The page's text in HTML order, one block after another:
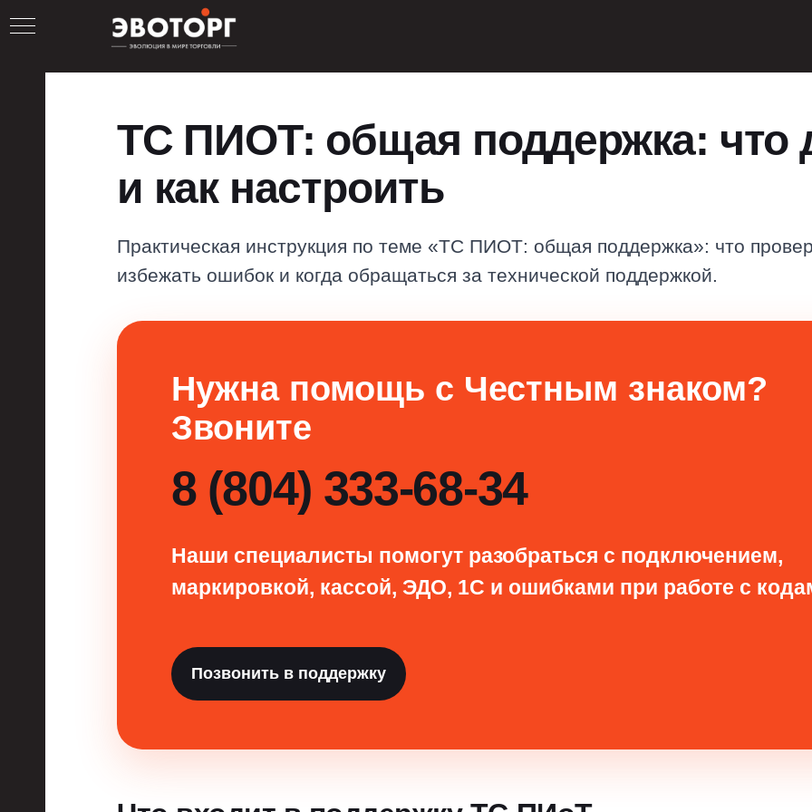
ТС ПИОТ: общая поддержка: что
и как настроить
Практическая инструкция по теме «ТС ПИОТ: общая поддержка»: что
избежать ошибок и когда обращаться за технической поддержкой.
Нужна помощь с Честным знаком?
Звоните
8 (804) 333-68-34
Наши специалисты помогут разобраться с подключением,
маркировкой, кассой, ЭДО, 1С и ошибками при работе с
Позвонить в поддержку